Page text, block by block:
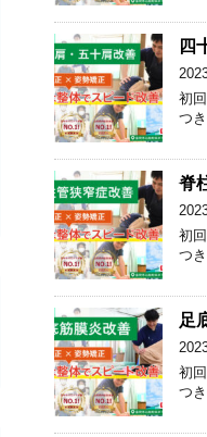
四
初
つ
脊
初
つ
足
初
つ